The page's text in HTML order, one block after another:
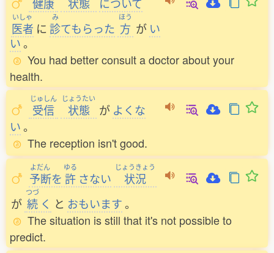
健康 状態 について
いしゃ
医者 に
み
診てもらった
ほう
方 が い
い。
You had better consult a doctor about your
health.
じゅしん
受信
じょうたい
状態 が よくな
い。
The reception isn't good.
よだん
予断を
ゆる
許 さない
じょうきょう
状況
が
つづ
続 く と おもいます。
The situation is still that it's not possible to
predict.